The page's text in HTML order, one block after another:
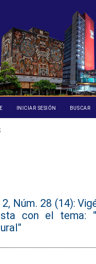
INICIAR SESIÓN BUSCAR
Núm. 28 (14):
con el tema: